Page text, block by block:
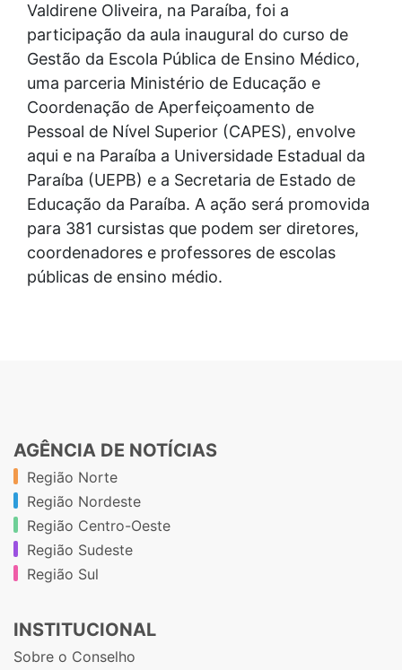
Valdirene Oliveira, na Paraíba, foi a
participação da aula inaugural do curso de
Gestão da Escola Pública de Ensino Médico,
uma parceria Ministério de Educação e
Coordenação de Aperfeiçoamento de
Pessoal de Nível Superior (CAPES), envolve
aqui e na Paraíba a Universidade Estadual da
Paraíba (UEPB) e a Secretaria de Estado de
Educação da Paraíba. A ação será promovida
para 381 cursistas que podem ser diretores,
coordenadores e professores de escolas
públicas de ensino médio.
AGÊNCIA DE NOTÍCIAS
Região Norte
Região Nordeste
Região Centro-Oeste
Região Sudeste
Região Sul
INSTITUCIONAL
Sobre o Conselho